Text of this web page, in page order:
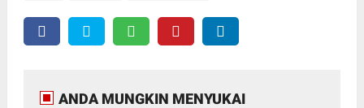
ANDA MUNGKIN MENYUKAI